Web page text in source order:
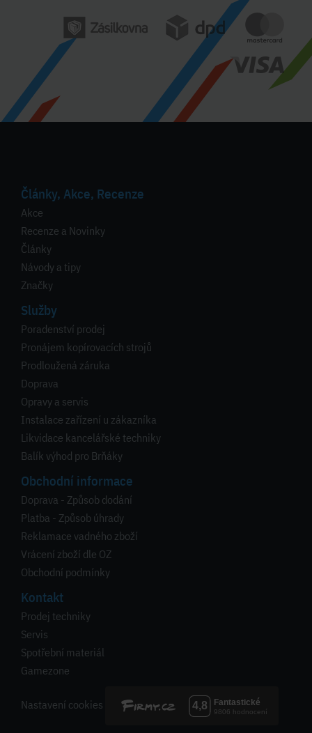
Články, Akce, Recenze
Akce
Recenze a Novinky
Články
Návody a tipy
Značky
Služby
Poradenství prodej
Pronájem kopírovacích strojů
Prodloužená záruka
Doprava
Opravy a servis
Instalace zařízení u zákazníka
Likvidace kancelářské techniky
Balík výhod pro Brňáky
Obchodní informace
Doprava - Způsob dodání
Platba - Způsob úhrady
Reklamace vadného zboží
Vrácení zboží dle OZ
Obchodní podmínky
Kontakt
Prodej techniky
Servis
Spotřební materiál
Gamezone
Nastavení cookies